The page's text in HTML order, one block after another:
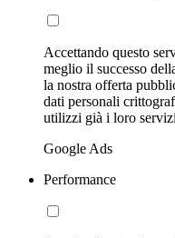
Accettando questo
meglio il successo
la nostra offerta
dati personali
utilizzi già i loro
Google Ads
Performance